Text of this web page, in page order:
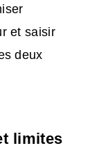
et saisir
deux
limites